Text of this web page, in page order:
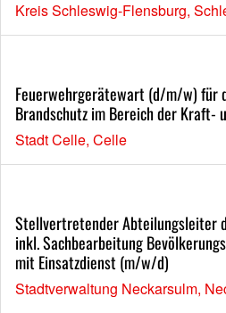
Kreis Schleswig-Flensburg,
Feuerwehrgerätewart (d/m/w) für
Brandschutz im Bereich der Kraft-
Stadt Celle, Celle
Stellvertretender Abteilungsleiter
inkl. Sachbearbeitung
mit Einsatzdienst (m/w/d)
Stadtverwaltung Neckarsulm,